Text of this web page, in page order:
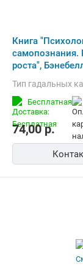
Книга
самопознания.
роста",
Тип гадальных
Бесплатная
74,00р.